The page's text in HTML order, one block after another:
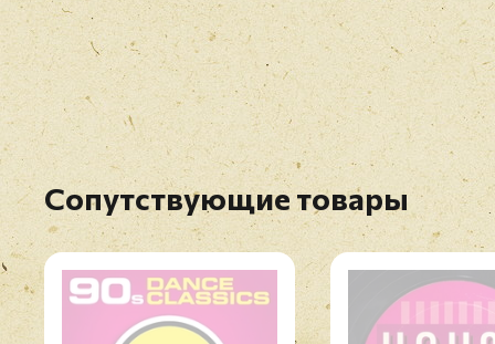
Сопутствующие товары